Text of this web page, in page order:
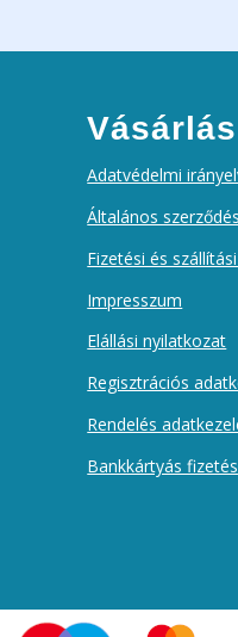
Adatvédelmi
Általános
Fizetési és
Impresszum
Elállási nyilatkozat
Regisztrációs
Rendelés
Bankkártyás fizetés